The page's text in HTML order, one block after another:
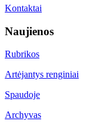
Kontaktai
Naujienos
Rubrikos
Artėjantys renginiai
Spaudoje
Archyvas